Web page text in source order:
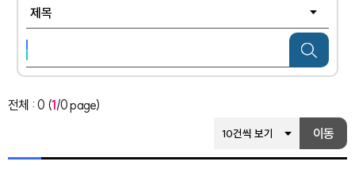
전체 : 0 (1/0 page)
리스트 갯수 선택
이동